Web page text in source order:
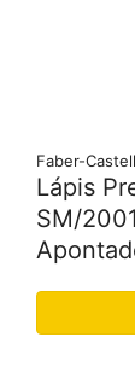
Faber-Castell
Lápis
SM/